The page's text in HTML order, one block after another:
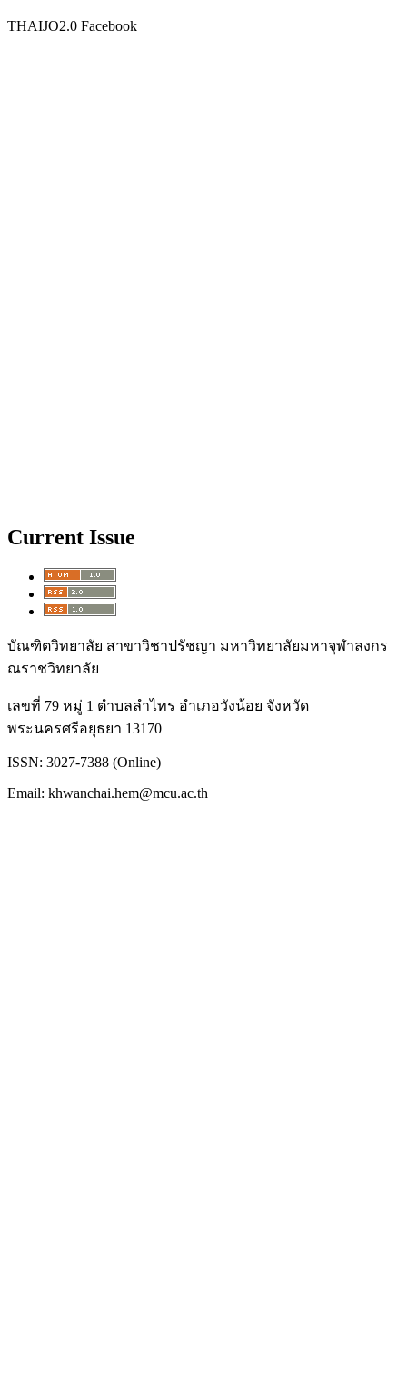
THAIJO2.0 Facebook
Current Issue
บัณฑิตวิทยาลัย สาขาวิชาปรัชญา มหาวิทยาลัยมหาจุฬาลงกร
ณราชวิทยาลัย
เลขที่ 79 หมู่ 1 ตำบลลำไทร อำเภอวังน้อย จังหวัด
พระนครศรีอยุธยา 13170
ISSN: 3027-7388 (Online)
Email: khwanchai.hem@mcu.ac.th